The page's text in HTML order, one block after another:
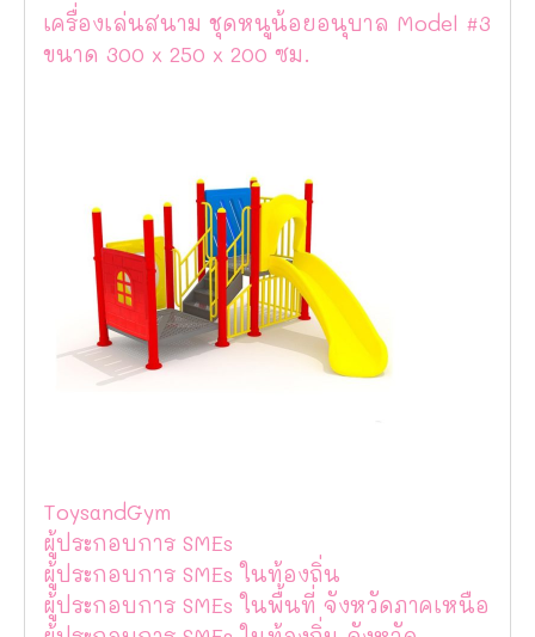
เครื่องเล่นสนาม ชุดหนูน้อยอนุบาล Model #3
ขนาด 300 x 250 x 200 ซม.
ToysandGym
ผู้ประกอบการ SMEs
ผู้ประกอบการ SMEs ในท้องถิ่น
ผู้ประกอบการ SMEs ในพื้นที่ จังหวัดภาคเหนือ